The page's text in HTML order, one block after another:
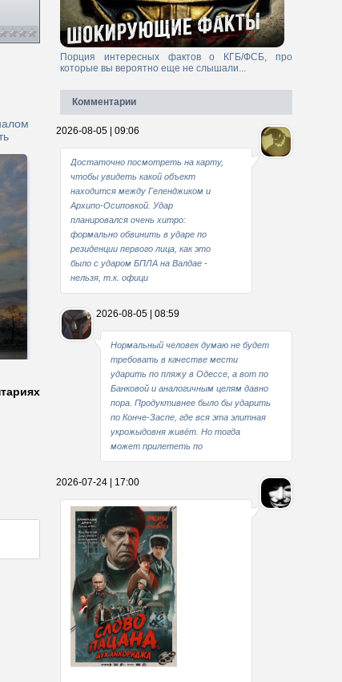
Порция интересных фактов о КГБ/ФСБ, про
которые вы вероятно еще не слышали...
Комментарии
2026-08-05 | 09:06
Достаточно посмотреть на карту,
чтобы увидеть какой объект
находится между Геленджиком и
Архипо-Осиповкой. Удар
планировался очень хитро:
формально обвинить в ударе по
резиденции первого лица, как это
было с ударом БПЛА на Валдае -
нельзя, т.к. офици
2026-08-05 | 08:59
Нормальный человек думаю не будет
требовать в качестве мести
ударить по пляжу в Одессе, а вот по
Банковой и аналогичным целям давно
пора. Продуктивнее было бы ударить
по Конче-Заспе, где вся эта элитная
укрожыдовня живёт. Но тогда
может прилететь по
2026-07-24 | 17:00